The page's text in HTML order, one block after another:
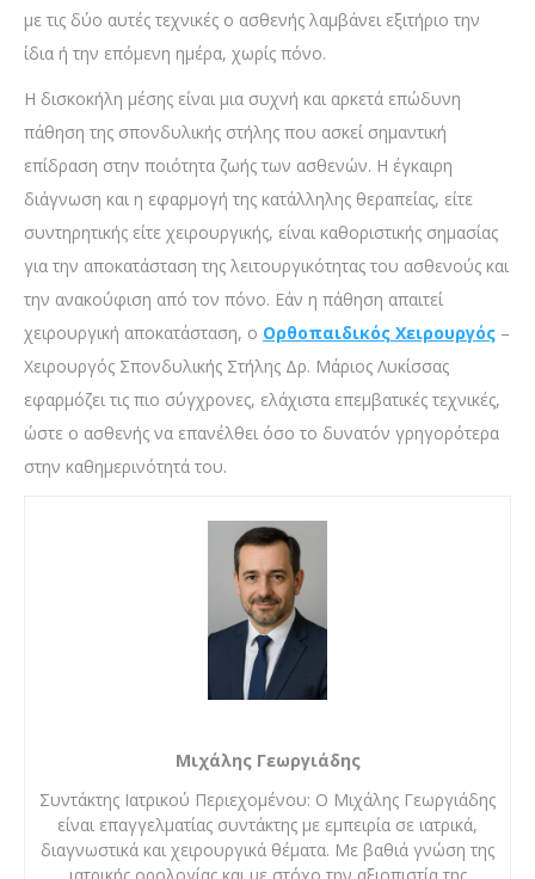
με τις δύο αυτές τεχνικές ο ασθενής λαμβάνει εξιτήριο την
ίδια ή την επόμενη ημέρα, χωρίς πόνο.
Η δισκοκήλη μέσης είναι μια συχνή και αρκετά επώδυνη
πάθηση της σπονδυλικής στήλης που ασκεί σημαντική
επίδραση στην ποιότητα ζωής των ασθενών. Η έγκαιρη
διάγνωση και η εφαρμογή της κατάλληλης θεραπείας, είτε
συντηρητικής είτε χειρουργικής, είναι καθοριστικής σημασίας
για την αποκατάσταση της λειτουργικότητας του ασθενούς και
την ανακούφιση από τον πόνο. Εάν η πάθηση απαιτεί
χειρουργική αποκατάσταση, ο Ορθοπαιδικός Χειρουργός –
Χειρουργός Σπονδυλικής Στήλης Δρ. Μάριος Λυκίσσας
εφαρμόζει τις πιο σύγχρονες, ελάχιστα επεμβατικές τεχνικές,
ώστε ο ασθενής να επανέλθει όσο το δυνατόν γρηγορότερα
στην καθημερινότητά του.
Μιχάλης Γεωργιάδης
Συντάκτης Ιατρικού Περιεχομένου: Ο Μιχάλης Γεωργιάδης
είναι επαγγελματίας συντάκτης με εμπειρία σε ιατρικά,
διαγνωστικά και χειρουργικά θέματα. Με βαθιά γνώση της